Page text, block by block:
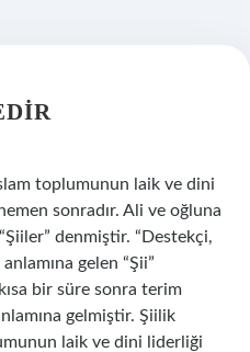
toplumunun laik ve dini
sonradır. Ali ve oğluna
denmiştir. “Destekçi,
gelen “Şii”
bir süre sonra terim
gelmiştir. Şiilik
laik ve dini liderliği